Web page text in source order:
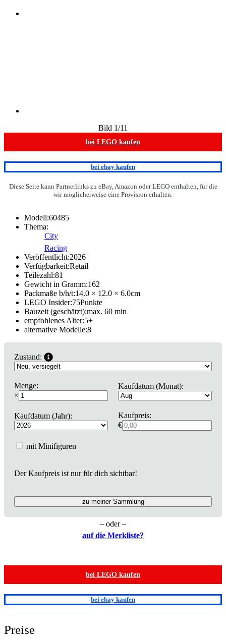
Bild 1/11
bei LEGO kaufen
bei ebay kaufen
Diese Seite kann Partnerlinks zu eBay, Amazon oder LEGO enthalten, für die
wir möglicherweise eine Provision erhalten.
Modell:60485
Thema:
City
Racing
Veröffentlicht:2026
Verfügbarkeit:Retail
Teilezahl:81
Gewicht in Gramm:162
Packmaße b/h/t:14.0 × 12.0 × 6.0cm
LEGO Insider:75Punkte
Bauzeit (geschätzt):max. 60 min
empfohlenes Alter:5+
alternative Modelle:8
Zustand:
Menge:
×
Kaufdatum (Monat):
Kaufdatum (Jahr):
Kaufpreis:
€
Der Kaufpreis ist nur für dich sichtbar!
zu meiner Sammlung
mit Minifiguren
– oder –
auf die Merkliste?
bei LEGO kaufen
bei ebay kaufen
Preise